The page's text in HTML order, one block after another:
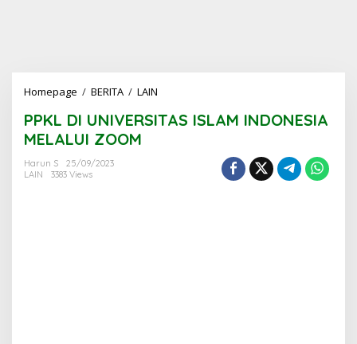
Homepage / BERITA / LAIN
UNIVERSITAS
PPKL DI UNIVERSITAS ISLAM INDONESIA
MELALUI ZOOM
Harun S
25/09/2023
LAIN
3383 Views